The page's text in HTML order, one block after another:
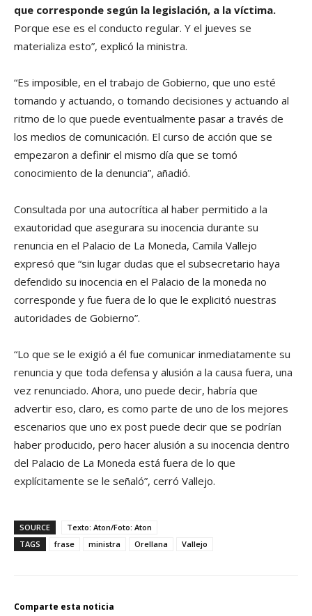
que corresponde según la legislación, a la víctima.
Porque ese es el conducto regular. Y el jueves se
materializa esto”, explicó la ministra.
“Es imposible, en el trabajo de Gobierno, que uno esté
tomando y actuando, o tomando decisiones y actuando al
ritmo de lo que puede eventualmente pasar a través de
los medios de comunicación. El curso de acción que se
empezaron a definir el mismo día que se tomó
conocimiento de la denuncia”, añadió.
Consultada por una autocrítica al haber permitido a la
exautoridad que asegurara su inocencia durante su
renuncia en el Palacio de La Moneda, Camila Vallejo
expresó que “sin lugar dudas que el subsecretario haya
defendido su inocencia en el Palacio de la moneda no
corresponde y fue fuera de lo que le explicitó nuestras
autoridades de Gobierno”.
“Lo que se le exigió a él fue comunicar inmediatamente su
renuncia y que toda defensa y alusión a la causa fuera, una
vez renunciado. Ahora, uno puede decir, habría que
advertir eso, claro, es como parte de uno de los mejores
escenarios que uno ex post puede decir que se podrían
haber producido, pero hacer alusión a su inocencia dentro
del Palacio de La Moneda está fuera de lo que
explícitamente se le señaló”, cerró Vallejo.
SOURCE
Texto: Aton/Foto: Aton
TAGS
frase ministra Orellana Vallejo
Comparte esta noticia